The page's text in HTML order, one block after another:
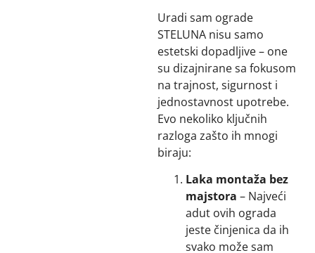
Uradi sam ograde
STELUNA nisu samo
estetski dopadljive – one
su dizajnirane sa fokusom
na trajnost, sigurnost i
jednostavnost upotrebe.
Evo nekoliko ključnih
razloga zašto ih mnogi
biraju:
Laka montaža bez
majstora – Najveći
adut ovih ograda
jeste činjenica da ih
svako može sam